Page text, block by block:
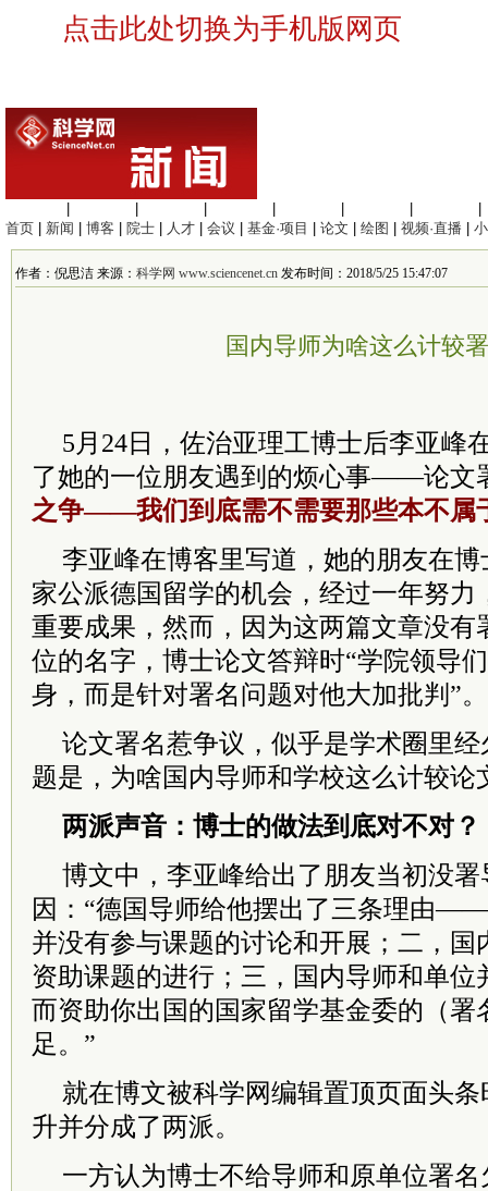
点击此处切换为手机版网页
首页
新闻 博客 院士 人才 会议 基金·项目 论文 绘图 视频·直播
作者：倪思洁 来源： 科学网 www.sciencenet.cn 发布时间：2018/5/25 15:47:07
国内导师为啥这么计较
5月24日，佐治亚理工博士后李亚峰
了她的一位朋友遇到的烦心事——论文
之争——我们到底需不需要那些本不属
李亚峰在博客里写道，她的朋友在
家公派德国留学的机会，经过一年努力
重要成果，然而，因为这两篇文章没有
位的名字，博士论文答辩时“学院领导
身，而是针对署名问题对他大加批判”。
论文署名惹争议，似乎是学术圈里
题是，为啥国内导师和学校这么计较论
两派声音：博士的做法到底对不对？
博文中，李亚峰给出了朋友当初没
因：“德国导师给他摆出了三条理由
并没有参与课题的讨论和开展；二，国
资助课题的进行；三，国内导师和单位
而资助你出国的国家留学基金委的（署
足。”
就在博文被科学网编辑置顶页面头
升并分成了两派。
一方认为博士不给导师和原单位署